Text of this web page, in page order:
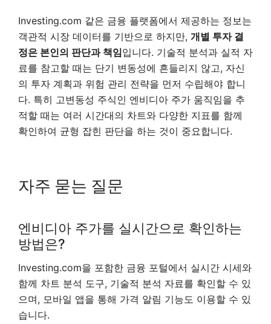
Investing.com 같은 금융 플랫폼에서 제공하는 정보는
객관적 시장 데이터를 기반으로 하지만, 개별 투자 결
정은 본인의 판단과 책임입니다. 기술적 분석과 실적 자
료를 참고할 때는 단기 변동성에 흔들리지 않고, 자신
의 투자 계획과 위험 관리 전략을 먼저 수립해야 합니
다. 특히 고변동성 주식인 엔비디아 주가 움직임을 추
적할 때는 여러 시간대의 차트와 다양한 지표를 함께
확인하여 균형 잡힌 판단을 하는 것이 중요합니다.
자주 묻는 질문
엔비디아 주가를 실시간으로 확인하는
방법은?
Investing.com을 포함한 금융 포털에서 실시간 시세와
함께 차트 분석 도구, 기술적 분석 자료를 확인할 수 있
으며, 모바일 앱을 통해 가격 알림 기능도 이용할 수 있
습니다.